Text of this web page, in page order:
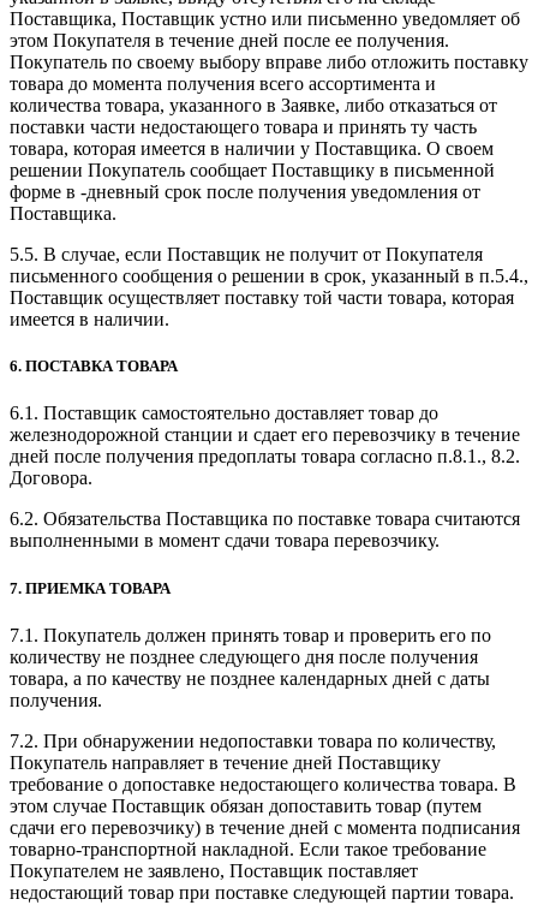
Поставщика, Поставщик устно или письменно уведомляет об
этом Покупателя в течение дней после ее получения.
Покупатель по своему выбору вправе либо отложить поставку
товара до момента получения всего ассортимента и
количества товара, указанного в Заявке, либо отказаться от
поставки части недостающего товара и принять ту часть
товара, которая имеется в наличии у Поставщика. О своем
решении Покупатель сообщает Поставщику в письменной
форме в -дневный срок после получения уведомления от
Поставщика.
5.5. В случае, если Поставщик не получит от Покупателя
письменного сообщения о решении в срок, указанный в п.5.4.,
Поставщик осуществляет поставку той части товара, которая
имеется в наличии.
6. ПОСТАВКА ТОВАРА
6.1. Поставщик самостоятельно доставляет товар до
железнодорожной станции и сдает его перевозчику в течение
дней после получения предоплаты товара согласно п.8.1., 8.2.
Договора.
6.2. Обязательства Поставщика по поставке товара считаются
выполненными в момент сдачи товара перевозчику.
7. ПРИЕМКА ТОВАРА
7.1. Покупатель должен принять товар и проверить его по
количеству не позднее следующего дня после получения
товара, а по качеству не позднее календарных дней с даты
получения.
7.2. При обнаружении недопоставки товара по количеству,
Покупатель направляет в течение дней Поставщику
требование о допоставке недостающего количества товара. В
этом случае Поставщик обязан допоставить товар (путем
сдачи его перевозчику) в течение дней с момента подписания
товарно-транспортной накладной. Если такое требование
Покупателем не заявлено, Поставщик поставляет
недостающий товар при поставке следующей партии товара.